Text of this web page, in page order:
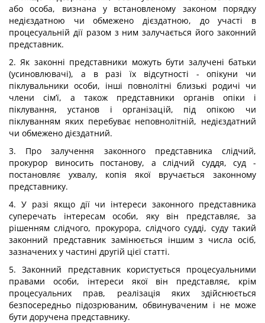
або особа, визнана у встановленому законом порядку
недієздатною чи обмежено дієздатною, до участі в
процесуальній дії разом з ним залучається його законний
представник.
2. Як законні представники можуть бути залучені батьки
(усиновлювачі), а в разі їх відсутності - опікуни чи
піклувальники особи, інші повнолітні близькі родичі чи
члени сім’ї, а також представники органів опіки і
піклування, установ і організацій, під опікою чи
піклуванням яких перебуває неповнолітній, недієздатний
чи обмежено дієздатний.
3. Про залучення законного представника слідчий,
прокурор виносить постанову, а слідчий суддя, суд -
постановляє ухвалу, копія якої вручається законному
представнику.
4. У разі якщо дії чи інтереси законного представника
суперечать інтересам особи, яку він представляє, за
рішенням слідчого, прокурора, слідчого судді, суду такий
законний представник замінюється іншим з числа осіб,
зазначених у частині другій цієї статті.
5. Законний представник користується процесуальними
правами особи, інтереси якої він представляє, крім
процесуальних прав, реалізація яких здійснюється
безпосередньо підозрюваним, обвинуваченим і не може
бути доручена представнику.